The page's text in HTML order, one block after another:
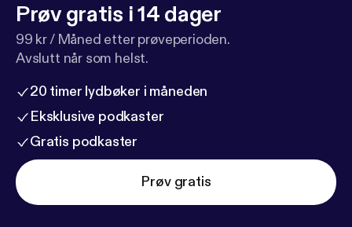
Prøv gratis i 14 dager
99 kr / Måned etter prøveperioden.
Avslutt når som helst.
20 timer lydbøker i måneden
Eksklusive podkaster
Gratis podkaster
Prøv gratis